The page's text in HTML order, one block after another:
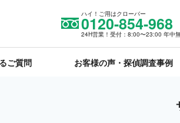
ハイ！ご用はクローバー
0120-854-968
24H営業！受付：8:00〜23:00 年中
ご質問 お客様の声・探偵調査事例